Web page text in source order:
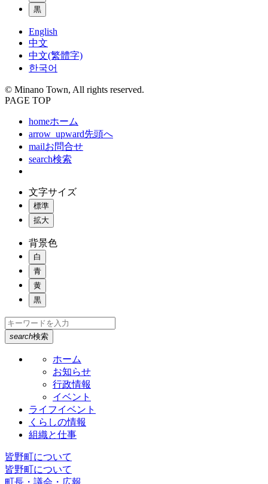
黒
English
中文
中文(繁體字)
한국어
© Minano Town, All rights reserved.
PAGE TOP
homeホーム
arrow_upward先頭へ
mailお問合せ
search検索
文字サイズ
標準
拡大
背景色
白
青
黄
黒
search検索
ホーム
お知らせ
行政情報
イベント
ライフイベント
くらしの情報
組織と仕事
皆野町について
皆野町について
町長・議会・広報